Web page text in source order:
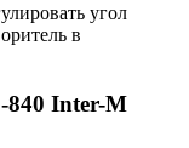
угол
в
840 Inter-M